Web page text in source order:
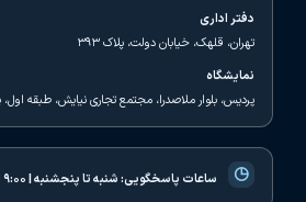
دفتر اداری
تهران، قلهک، خیابان دولت، پلاک ۳۹۳
نمایشگاه
پردیس، بلوار ملاصدرا، مجتمع تجاری نیایش، طبقه اول،
◷ ساعات پاسخگویی:شنبه تا پنجشنبه | ۹:۰۰ تا ۱۷:۰۰